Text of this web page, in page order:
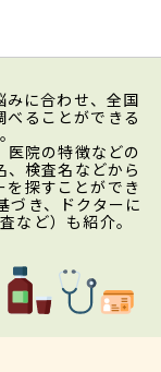
みに合わせ、全国
ることができる
医院の特徴などの
検査名などから
を探すことができ
づき、ドクターに
など）も紹介。